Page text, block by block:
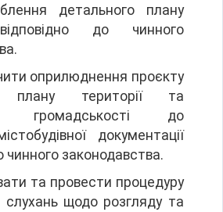
детального плану
до чинного
оприлюднення проєкту
плану території та
громадськості до
документації
чинного законодавства.
та провести процедуру
слухань щодо розгляду та